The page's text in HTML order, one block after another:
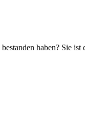
haben? Sie ist